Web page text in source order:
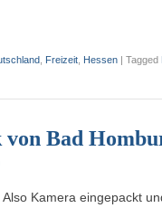
Freizeit Hessen | Tagged
von Bad
Kamera eingepackt